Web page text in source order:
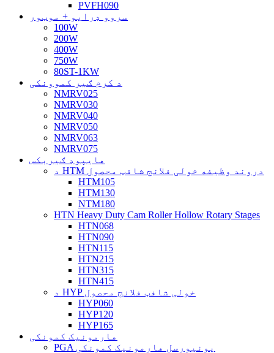
PVFH090
سروو ډرایو + موټور
100W
200W
400W
750W
80ST-1KW
د کرم ګیر کموونکی
NMRV025
NMRV030
NMRV040
NMRV050
NMRV063
NMRV075
هایپوډ ګیربکس
د HTM دروند وظیفه خولی فلانج شافټ محصول
HTM105
HTM130
NTM180
HTN Heavy Duty Cam Roller Hollow Rotary Stages
HTN068
HTN090
HTN115
HTN215
HTN315
HTN415
د HYP خولی شافټ فلانج محصول
HYP060
HYP120
HYP165
هارمونیک کمونکی
PGA یونیورسل هارمونیک کمونکی